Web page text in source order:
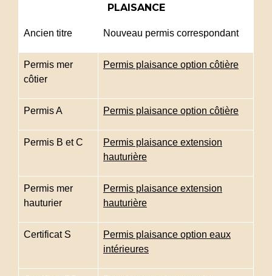
PLAISANCE
Ancien titre Nouveau permis correspondant
Permis mer
côtier
Permis plaisance option côtière
Permis A Permis plaisance option côtière
Permis B et C
Permis plaisance extension
hauturière
Permis mer
hauturier
Permis plaisance extension
hauturière
Certificat S
Permis plaisance option eaux
intérieures